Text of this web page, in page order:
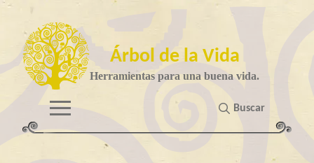
Árbol de la Vida
Herramientas para una buena vida.
Buscar